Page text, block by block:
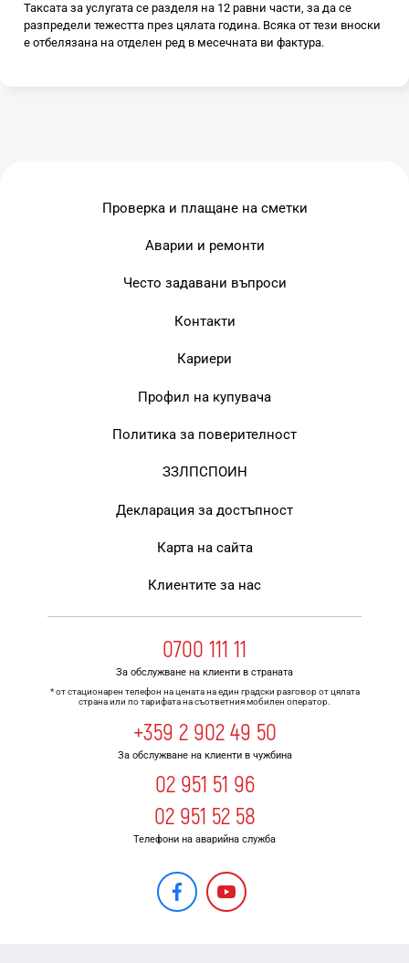
Таксата за услугата се разделя на 12 равни части, за да се
разпредели тежестта през цялата година. Всяка от тези вноски
е отбелязана на отделен ред в месечната ви фактура.
Проверка и плащане на сметки
Аварии и ремонти
Често задавани въпроси
Контакти
Кариери
Профил на купувача
Политика за поверителност
ЗЗЛПСПОИН
Декларация за достъпност
Карта на сайта
Клиентите за нас
0700 111 11
За обслужване на клиенти в страната
* от стационарен телефон на цената на един градски разговор от цялата
страна или по тарифата на съответния мобилен оператор.
+359 2 902 49 50
За обслужване на клиенти в чужбина
02 951 51 96
02 951 52 58
Телефони на аварийна служба